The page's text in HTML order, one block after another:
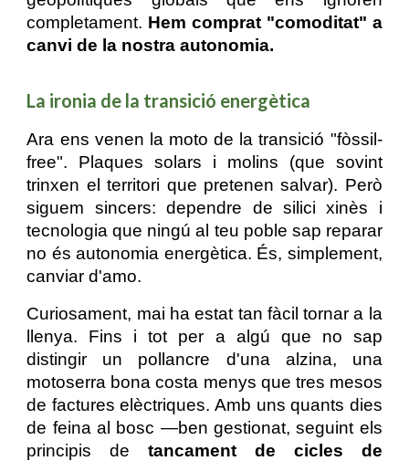
completament. Hem comprat "comoditat" a
canvi de la nostra autonomia.
La ironia de la transició energètica
Ara ens venen la moto de la transició "fòssil-
free". Plaques solars i molins (que sovint
trinxen el territori que pretenen salvar). Però
siguem sincers: dependre de silici xinès i
tecnologia que ningú al teu poble sap reparar
no és autonomia energètica. És, simplement,
canviar d'amo.
Curiosament, mai ha estat tan fàcil tornar a la
llenya. Fins i tot per a algú que no sap
distingir un pollancre d'una alzina, una
motoserra bona costa menys que tres mesos
de factures elèctriques. Amb uns quants dies
de feina al bosc —ben gestionat, seguint els
principis detancament de cicles de